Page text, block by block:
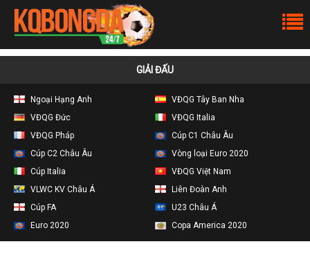
GIẢI ĐẤU
Ngoại Hạng Anh
VĐQG Tây Ban Nha
VĐQG Đức
VĐQG Italia
VĐQG Pháp
Cúp C1 Châu Âu
Cúp C2 Châu Âu
Vòng loại Euro 2020
Cúp Italia
VĐQG Việt Nam
VLWC KV Châu Á
Liên Đoàn Anh
Cúp FA
U23 Châu Á
Euro 2020
Copa America 2020